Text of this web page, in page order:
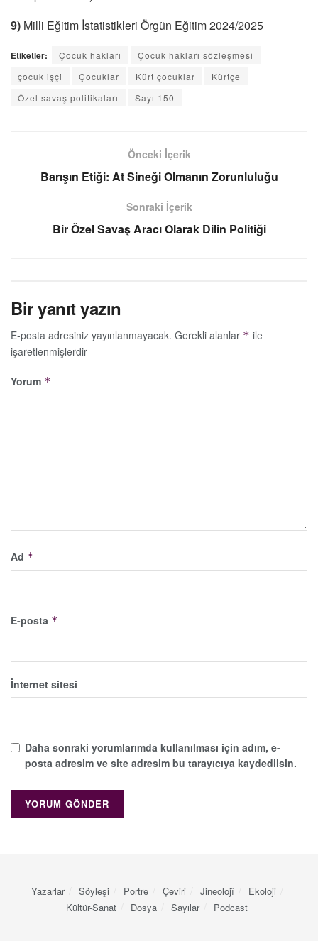
9) Milli Eğitim İstatistikleri Örgün Eğitim 2024/2025
Etiketler: Çocuk hakları
Çocuk hakları sözleşmesi
çocuk işçi
Çocuklar Kürt çocuklar
Kürtçe
Özel savaş politikaları
Sayı 150
Önceki İçerik
Barışın Etiği: At Sineği Olmanın Zorunluluğu
Sonraki İçerik
Bir Özel Savaş Aracı Olarak Dilin Politiği
Bir yanıt yazın
E-posta adresiniz yayınlanmayacak. Gerekli alanlar * ile
işaretlenmişlerdir
Yorum *
Ad *
E-posta *
İnternet sitesi
Daha sonraki yorumlarımda kullanılması için adım, e-
posta adresim ve site adresim bu tarayıcıya kaydedilsin.
Yazarlar Söyleşi Portre Çeviri Jineolojî
Ekoloji
Kültür-Sanat
Dosya Sayılar Podcast